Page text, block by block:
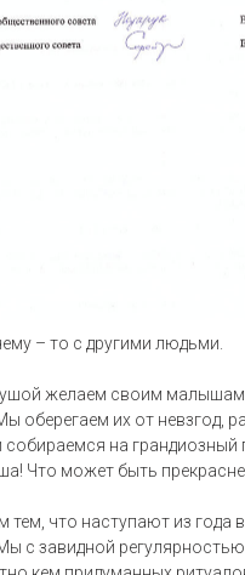
– то с другими людьми.
желаем своим малышам
оберегаем их от невзгод,
собираемся на грандиозный
Что может быть
тем, что наступают из года в
с завидной